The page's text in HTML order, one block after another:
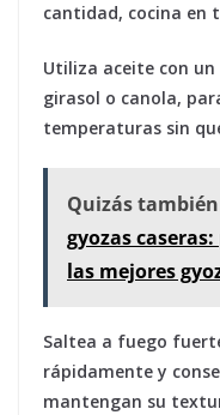
cantidad, cocina en
Utiliza aceite con
girasol o canola,
temperaturas sin
Quizás
gyozas
las mejores
Saltea a fuego
rápidamente y
mantengan su